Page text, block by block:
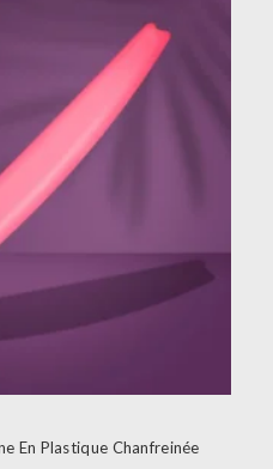
En Plastique Chanfreinée